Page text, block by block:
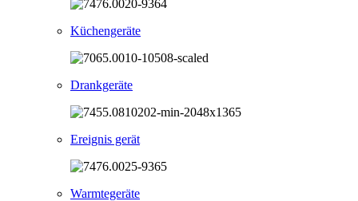
Küchengeräte
Drankgeräte
Ereignis gerät
Warmtegeräte